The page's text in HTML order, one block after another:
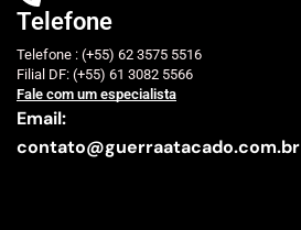
Telefone
Telefone : (+55) 62 3575 5516
Filial DF: (+55) 61 3082 5566
Fale com um especialista
Email:
contato@guerraatacado.com.br